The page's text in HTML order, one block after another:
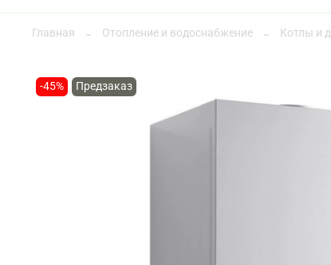
Главная Отопление и водоснабжение Котлы и
-45% Предзаказ